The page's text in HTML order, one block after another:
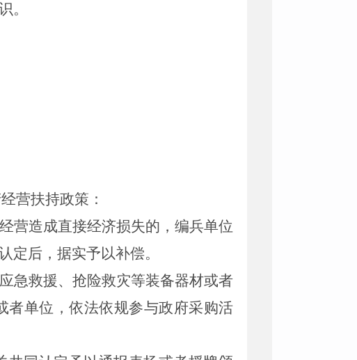
。
营扶持政策：
营造成直接经济损失的，编兵单位
定后，据实予以补偿。
急救援、抢险救灾等装备器材或者
者单位，依法依规参与政府采购活